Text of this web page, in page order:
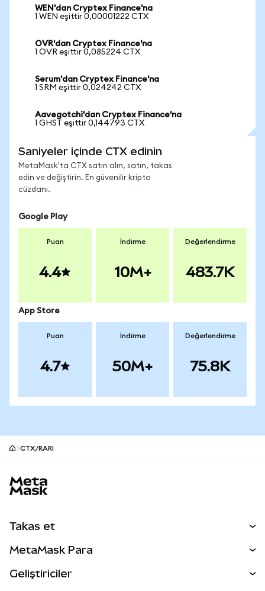
WEN'dan Cryptex Finance'na
1 WEN eşittir 0,00001222 CTX
OVR'dan Cryptex Finance'na
1 OVR eşittir 0,085224 CTX
Serum'dan Cryptex Finance'na
1 SRM eşittir 0,024242 CTX
Aavegotchi'dan Cryptex Finance'na
1 GHST eşittir 0,144793 CTX
Saniyeler içinde CTX edinin
MetaMask'ta CTX satın alın, satın, takas
edin ve değiştirin. En güvenilir kripto
cüzdanı.
Google Play
Puan
4.4
İndirme
10M+
Değerlendirme
483.7K
App Store
Puan
4.7
İndirme
50M+
Değerlendirme
75.8K
CTX/RARI
Takas et
Perps
MetaMask Para
Geliştiriciler